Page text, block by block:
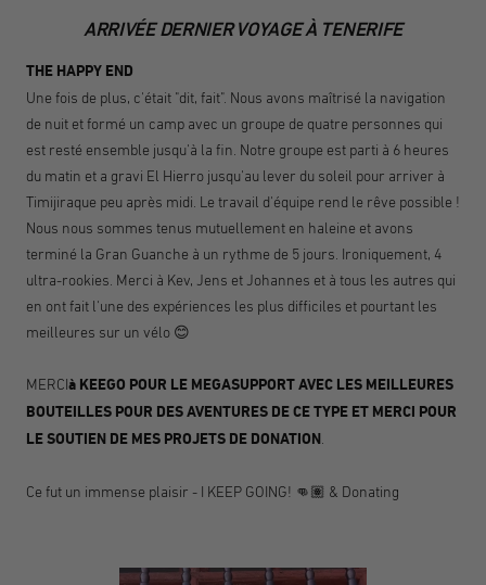
ARRIVÉE DERNIER VOYAGE À TENERIFE
THE HAPPY END
Une fois de plus, c'était "dit, fait". Nous avons maîtrisé la navigation
de nuit et formé un camp avec un groupe de quatre personnes qui
est resté ensemble jusqu'à la fin. Notre groupe est parti à 6 heures
du matin et a gravi El Hierro jusqu'au lever du soleil pour arriver à
Timijiraque peu après midi. Le travail d'équipe rend le rêve possible !
Nous nous sommes tenus mutuellement en haleine et avons
terminé la Gran Guanche à un rythme de 5 jours. Ironiquement, 4
ultra-rookies. Merci à Kev, Jens et Johannes et à tous les autres qui
en ont fait l'une des expériences les plus difficiles et pourtant les
meilleures sur un vélo 😊
MERCIà KEEGO POUR LE MEGASUPPORT AVEC LES MEILLEURES
BOUTEILLES POUR DES AVENTURES DE CE TYPE ET MERCI POUR
LE SOUTIEN DE MES PROJETS DE DONATION
Ce fut un immense plaisir - I KEEP GOING! 👊🏽 & Donating